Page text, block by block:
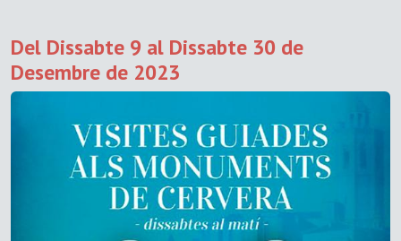
Del Dissabte 9 al Dissabte 30 de
Desembre de 2023